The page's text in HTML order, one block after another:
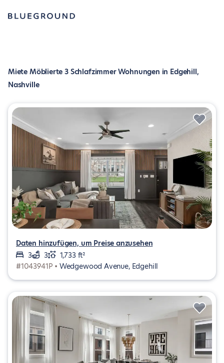
Miete Möblierte 3 Schlafzimmer Wohnungen in Edgehill,
Nashville
Daten hinzufügen, um Preise anzusehen
3
3
1,733 ft²
#1043941P • Wedgewood Avenue, Edgehill